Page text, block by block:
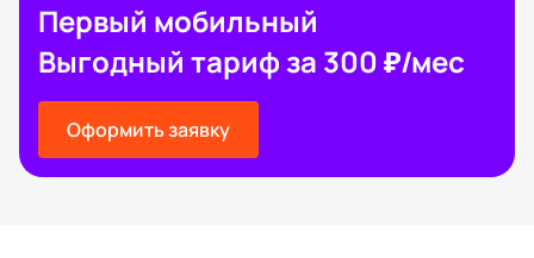
Первый мобильный
Выгодный тариф за 300 ₽/мес
Оформить заявку